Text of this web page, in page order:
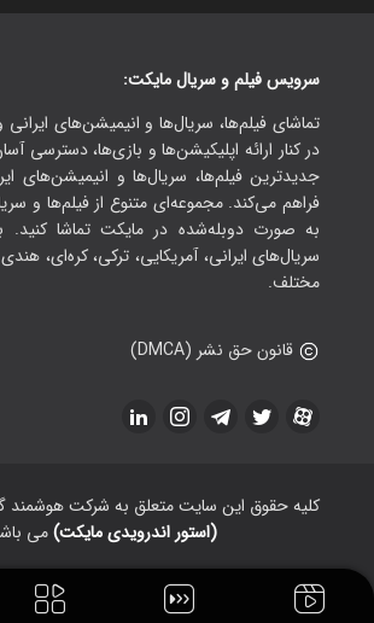
سرویس فیلم و سریال مایکت:
تماشای فیلم‌ها، سریال‌ها و انیمیشن‌های
در کنار ارائه اپلیکیشن‌ها و بازی‌ها، دسترسی
جدیدترین فیلم‌ها، سریال‌ها و انیمیشن‌های
فراهم می‌کند. مجموعه‌ای متنوع از فیلم‌ها و
به صورت دوبله‌شده در مایکت تماشا کنید.
سریال‌های ایرانی، آمریکایی، ترکی، کره‌ای،
مختلف.
قانون حق نشر (DMCA)
کلیه حقوق این سایت متعلق به شرکت
(استور اندرویدی مایکت)می